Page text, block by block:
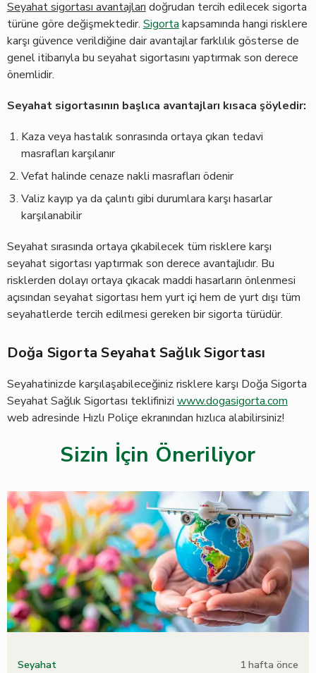
Seyahat sigortası avantajları doğrudan tercih edilecek sigorta
türüne göre değişmektedir. Sigorta kapsamında hangi risklere
karşı güvence verildiğine dair avantajlar farklılık gösterse de
genel itibarıyla bu seyahat sigortasını yaptırmak son derece
önemlidir.
Seyahat sigortasının başlıca avantajları kısaca şöyledir:
Kaza veya hastalık sonrasında ortaya çıkan tedavi
masrafları karşılanır
Vefat halinde cenaze nakli masrafları ödenir
Valiz kayıp ya da çalıntı gibi durumlara karşı hasarlar
karşılanabilir
Seyahat sırasında ortaya çıkabilecek tüm risklere karşı
seyahat sigortası yaptırmak son derece avantajlıdır. Bu
risklerden dolayı ortaya çıkacak maddi hasarların önlenmesi
açısından seyahat sigortası hem yurt içi hem de yurt dışı tüm
seyahatlerde tercih edilmesi gereken bir sigorta türüdür.
Doğa Sigorta Seyahat Sağlık Sigortası
Seyahatinizde karşılaşabileceğiniz risklere karşı Doğa Sigorta
Seyahat Sağlık Sigortası teklifinizi www.dogasigorta.com
web adresinde Hızlı Poliçe ekranından hızlıca alabilirsiniz!
Sizin İçin Öneriliyor
Seyahat 1 hafta önce